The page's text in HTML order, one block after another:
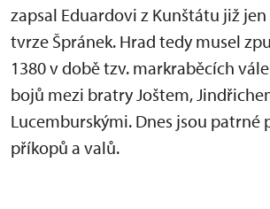
zapsal Eduardovi z Kunštátu již
tvrze Špránek. Hrad tedy musel
1380 v době tzv. markraběcích
bojů mezi bratry Joštem,
Lucemburskými. Dnes jsou patrné
příkopů a valů.